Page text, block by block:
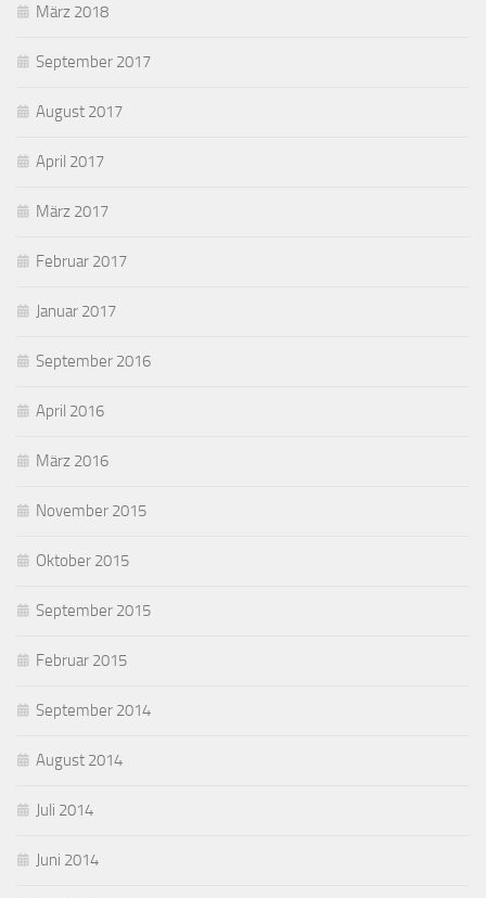
März 2018
September 2017
August 2017
April 2017
März 2017
Februar 2017
Januar 2017
September 2016
April 2016
März 2016
November 2015
Oktober 2015
September 2015
Februar 2015
September 2014
August 2014
Juli 2014
Juni 2014